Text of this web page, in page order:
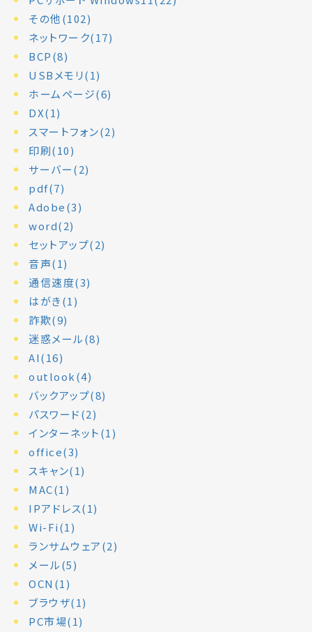
その他(102)
ネットワーク(17)
BCP(8)
USBメモリ(1)
ホームページ(6)
DX(1)
スマートフォン(2)
印刷(10)
サーバー(2)
pdf(7)
Adobe(3)
word(2)
セットアップ(2)
音声(1)
通信速度(3)
はがき(1)
詐欺(9)
迷惑メール(8)
AI(16)
outlook(4)
バックアップ(8)
パスワード(2)
インターネット(1)
office(3)
スキャン(1)
MAC(1)
IPアドレス(1)
Wi-Fi(1)
ランサムウェア(2)
メール(5)
OCN(1)
ブラウザ(1)
PC市場(1)